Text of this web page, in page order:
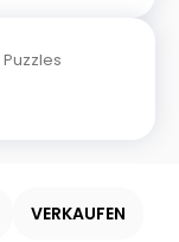
Puzzles
VERKAUFEN